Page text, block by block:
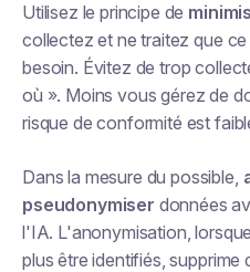
Utilisez le principe de
collectez et ne traitez que
besoin. Évitez de trop
où ». Moins vous gérez de
risque de conformité est
Dans la mesure du possible,
pseudonymiser données
l'IA. L'anonymisation,
plus être identifiés,